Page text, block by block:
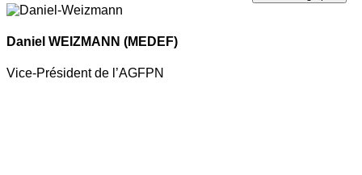
Daniel WEIZMANN (MEDEF)
Vice-Président de l’AGFPN